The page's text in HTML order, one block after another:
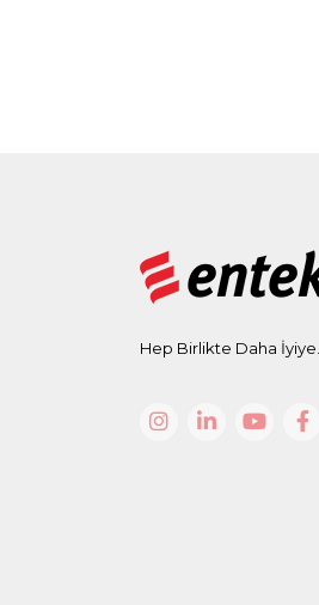
Hep Birlikte Daha İyiye...